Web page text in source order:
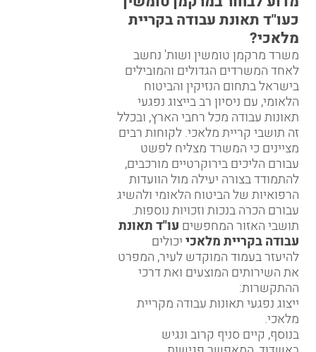
כעו"ד תאונת עבודה בקריית
מלאכי?
משרד מרקמן טומשין ושות' נחשב
לאחד המשרדים הגדולים והמובילים
בישראל בתחום הנזיקין והביטוח
הלאומי, עם ניסיון רב בייצוג נפגעי
תאונות עבודה מכל רחבי הארץ, ובכלל
זה תושבי קריית מלאכי. לקוחות רבים
מציינים כי המשרד מצליח לפשט
עבורם הליכים בירוקרטיים מורכבים,
להתמודד בצורה יעילה מול הוועדות
הרפואיות של הביטוח הלאומי ולהשיג
עבורם הכרה בנכות וזכויות נוספות.
תושבי האזור המחפשים עו"ד תאונת
עבודה בקריית מלאכייכולים
להיעזר בעמוד המוקדש לעיר, המפרט
את השירותים המוצעים ואת דרכי
ההתקשרות:
ייצוג נפגעי תאונות עבודה מקריית
מלאכי.
בנוסף, קיים סניף קרוב ונגיש